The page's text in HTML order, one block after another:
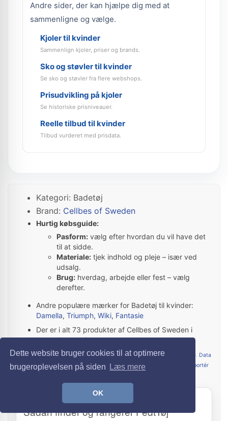
Dette website bruger cookies til at optimere
brugeroplevelsen på siden
Læs mere
OK
Andre sider, der kan hjælpe dig med at
sammenligne og vælge.
Kjoler til kvinder
Sammenlign kjoler, priser og brands.
Sko og støvler til kvinder
Se sko og støvler fra flere webshops.
Prisudvikling på kjoler
Se historiske prisniveauer.
Reelle tilbud til kvinder
Tilbud vurderet med prisdata.
Kategori: Badetøj
Brand: Cellbes of Sweden
Hurtig købsguide:
Pasform: vælg efter hvordan du vil have det
til at sidde.
Materiale: tjek indhold og pleje – især ved
udsalg.
Brug: hverdag, arbejde eller fest – vælg
derefter.
Andre populære mærker for Badetøj til kvinder:
Damella, Triumph, Wiki, Fantasie
Der er i alt 73 produkter af Cellbes of Sweden i
denne kategori
Priser opdateres hver nat – webshoppens pris er altid gældende. Data
& priser·Annonce/affiliate· Vi sælger ikke placeringer
Rapportér
Sådan finder og rangerer FedtTøj